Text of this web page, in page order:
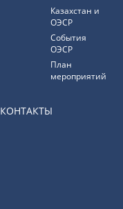
Казахстан и
ОЭСР
События
ОЭСР
План
мероприятий
КОНТАКТЫ